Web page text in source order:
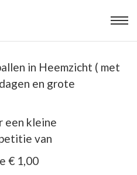
in Heemzicht ( met
en grote
een kleine
van
€ 1,00